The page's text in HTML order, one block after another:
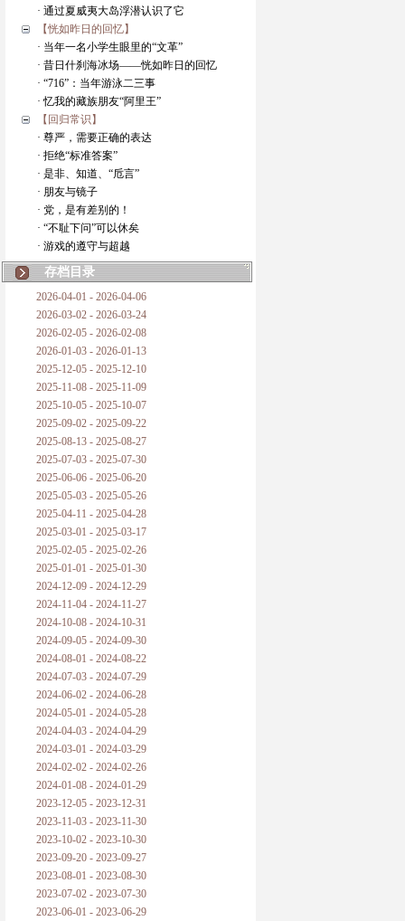
· 通过夏威夷大岛浮潜认识了它
【恍如昨日的回忆】
· 当年一名小学生眼里的“文革”
· 昔日什刹海冰场——恍如昨日的回忆
· “716”：当年游泳二三事
· 忆我的藏族朋友“阿里王”
【回归常识】
· 尊严，需要正确的表达
· 拒绝“标准答案”
· 是非、知道、“卮言”
· 朋友与镜子
· 党，是有差别的！
· “不耻下问”可以休矣
· 游戏的遵守与超越
存档目录
2026-04-01 - 2026-04-06
2026-03-02 - 2026-03-24
2026-02-05 - 2026-02-08
2026-01-03 - 2026-01-13
2025-12-05 - 2025-12-10
2025-11-08 - 2025-11-09
2025-10-05 - 2025-10-07
2025-09-02 - 2025-09-22
2025-08-13 - 2025-08-27
2025-07-03 - 2025-07-30
2025-06-06 - 2025-06-20
2025-05-03 - 2025-05-26
2025-04-11 - 2025-04-28
2025-03-01 - 2025-03-17
2025-02-05 - 2025-02-26
2025-01-01 - 2025-01-30
2024-12-09 - 2024-12-29
2024-11-04 - 2024-11-27
2024-10-08 - 2024-10-31
2024-09-05 - 2024-09-30
2024-08-01 - 2024-08-22
2024-07-03 - 2024-07-29
2024-06-02 - 2024-06-28
2024-05-01 - 2024-05-28
2024-04-03 - 2024-04-29
2024-03-01 - 2024-03-29
2024-02-02 - 2024-02-26
2024-01-08 - 2024-01-29
2023-12-05 - 2023-12-31
2023-11-03 - 2023-11-30
2023-10-02 - 2023-10-30
2023-09-20 - 2023-09-27
2023-08-01 - 2023-08-30
2023-07-02 - 2023-07-30
2023-06-01 - 2023-06-29